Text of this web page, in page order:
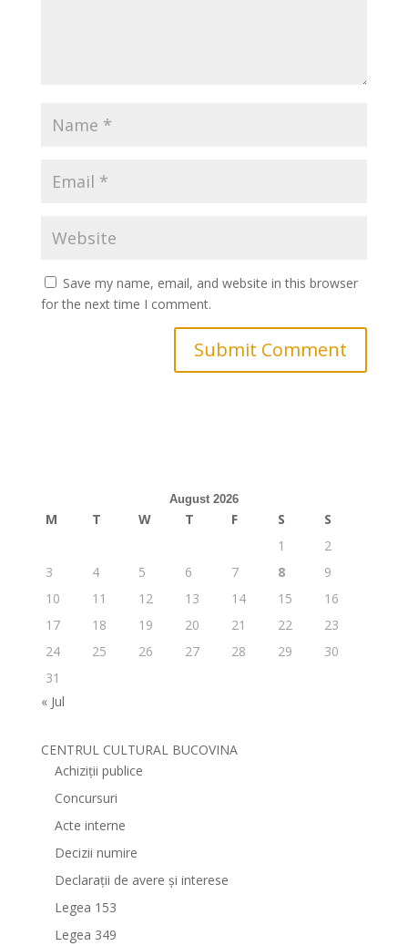
Save my name, email, and website in this browser
for the next time I comment.
August 2026
M T W T F S
S
1
2
3
4 5 6 7 8
9
10
11 12 13 14 15
16
17
18 19 20 21 22
23
24
25 26 27 28 29
30
31
« Jul
CENTRUL CULTURAL BUCOVINA
Achiziții publice
Concursuri
Acte interne
Decizii numire
Declarații de avere și interese
Legea 153
Legea 349